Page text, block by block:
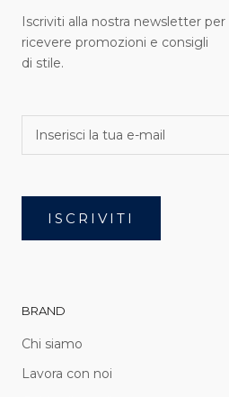
Iscriviti alla nostra newsletter per
ricevere promozioni e consigli
di stile.
ISCRIVITI
BRAND
Chi siamo
Lavora con noi